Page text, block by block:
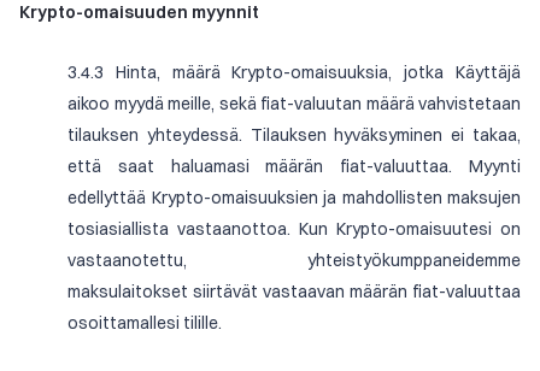
Krypto-omaisuuden myynnit
3.4.3 Hinta, määrä Krypto-omaisuuksia, jotka Käyttäjä
aikoo myydä meille, sekä fiat-valuutan määrä vahvistetaan
tilauksen yhteydessä. Tilauksen hyväksyminen ei takaa,
että saat haluamasi määrän fiat-valuuttaa. Myynti
edellyttää Krypto-omaisuuksien ja mahdollisten maksujen
tosiasiallista vastaanottoa. Kun Krypto-omaisuutesi on
vastaanotettu, yhteistyökumppaneidemme
maksulaitokset siirtävät vastaavan määrän fiat-valuuttaa
osoittamallesi tilille.